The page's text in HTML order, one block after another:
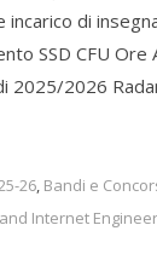
di
SSD CFU Ore
2025/2026
26, Bandi e
and Internet